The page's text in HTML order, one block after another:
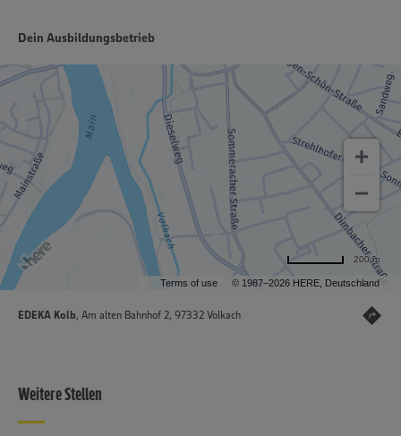
Dein Ausbildungsbetrieb
Terms of use © 1987–2026 HERE, Deutschland
200 m
EDEKA Kolb, Am alten Bahnhof 2, 97332 Volkach
Weitere Stellen